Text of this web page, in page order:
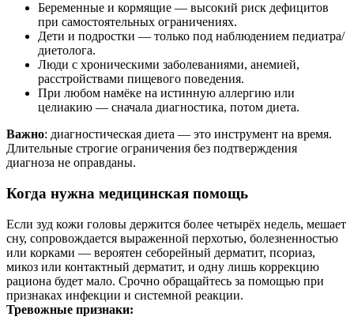
Беременные и кормящие — высокий риск дефицитов
при самостоятельных ограничениях.
Дети и подростки — только под наблюдением педиатра/
диетолога.
Люди с хроническими заболеваниями, анемией,
расстройствами пищевого поведения.
При любом намёке на истинную аллергию или
целиакию — сначала диагностика, потом диета.
Важно: диагностическая диета — это инструмент на время.
Длительные строгие ограничения без подтверждения
диагноза не оправданы.
Когда нужна медицинская помощь
Если зуд кожи головы держится более четырёх недель, мешает
сну, сопровождается выраженной перхотью, болезненностью
или корками — вероятен себорейный дерматит, псориаз,
микоз или контактный дерматит, и одну лишь коррекцию
рациона будет мало. Срочно обращайтесь за помощью при
признаках инфекции и системной реакции.
Тревожные признаки: